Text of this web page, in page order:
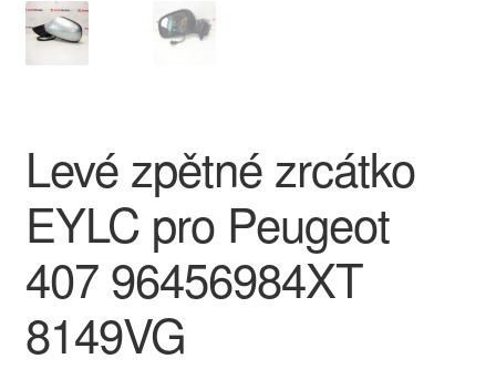
Platby
Reklamační řád
Vrakoviště Citroën
Levé zpětné zrcátko
EYLC pro Peugeot
407 96456984XT
8149VG